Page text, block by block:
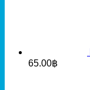
65.00฿